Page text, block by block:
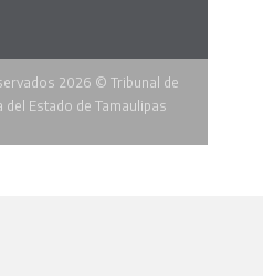
2026 © Tribunal de
del Estado de Tamaulipas